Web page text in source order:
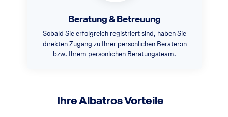
Beratung & Betreuung
Sobald Sie erfolgreich registriert sind, haben Sie
direkten Zugang zu Ihrer persönlichen Berater:in
bzw. Ihrem persönlichen Beratungsteam.
Ihre Albatros Vorteile